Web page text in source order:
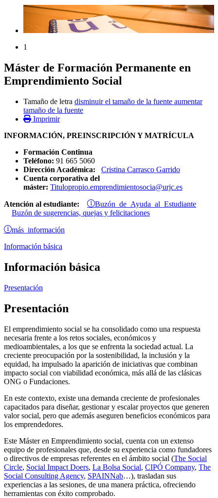
1
Máster de Formación Permanente en
Emprendimiento Social
Tamaño de letra disminuir el tamaño de la fuente aumentar
tamaño de la fuente
Imprimir
INFORMACIÓN, PREINSCRIPCIÓN Y MATRÍCULA
Formación Continua
Teléfono: 91 665 5060
Dirección Académica:
Cristina Carrasco Garrido
Cuenta corporativa del
máster: Titulopropio.emprendimientosocia@urjc.es
Atención al estudiante: Buzón de Ayuda al Estudiante
Buzón de sugerencias, quejas y felicitaciones
más información
Información básica
Información básica
Presentación
Presentación
El emprendimiento social se ha consolidado como una respuesta
necesaria frente a los retos sociales, económicos y
medioambientales, a los que se enfrenta la sociedad actual. La
creciente preocupación por la sostenibilidad, la inclusión y la
equidad, ha impulsado la aparición de iniciativas que combinan
impacto social con viabilidad económica, más allá de las clásicas
ONG o Fundaciones.
En este contexto, existe una demanda creciente de profesionales
capacitados para diseñar, gestionar y escalar proyectos que generen
valor social, pero que además aseguren beneficios económicos para
los emprendedores.
Este Máster en Emprendimiento social, cuenta con un extenso
equipo de profesionales que, desde su experiencia como fundadores
o directivos de empresas referentes en el ámbito social (The Social
Circle, Social Impact Doers, La Bolsa Social, CIPÓ Company, The
Social Consulting Agency, SPAINNab…), trasladan sus
experiencias a las sesiones, de una manera práctica, ofreciendo
herramientas con éxito comprobado.